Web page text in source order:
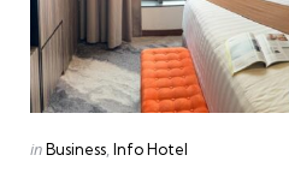
Categories
Posted
inBusiness Info Hotel